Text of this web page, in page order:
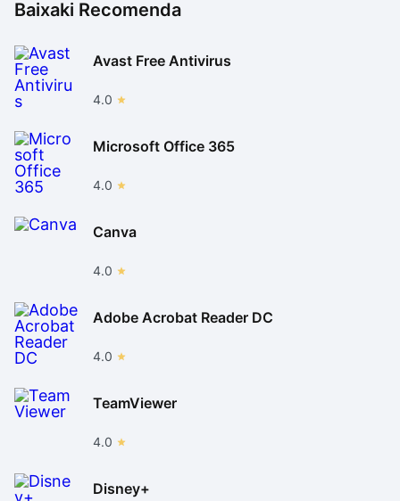
Baixaki Recomenda
Avast Free Antivirus
4.0
Microsoft Office 365
4.0
Canva
4.0
Adobe Acrobat Reader DC
4.0
TeamViewer
4.0
Disney+